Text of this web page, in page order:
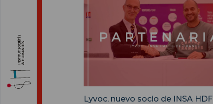
Lyvoc, nuevo socio de INSA HDF